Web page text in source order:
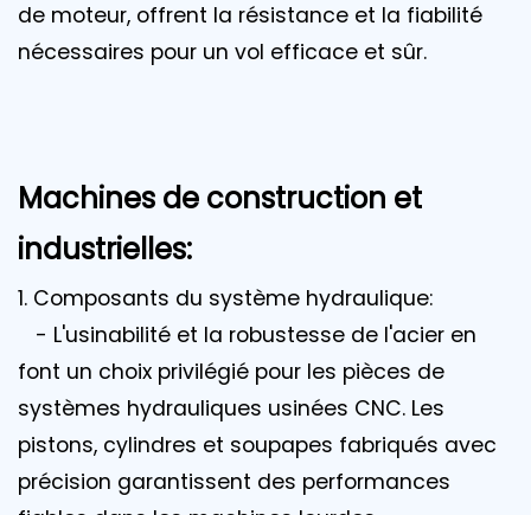
de moteur, offrent la résistance et la fiabilité
nécessaires pour un vol efficace et sûr.
Machines de construction et
industrielles:
1. Composants du système hydraulique:
- L'usinabilité et la robustesse de l'acier en
font un choix privilégié pour les pièces de
systèmes hydrauliques usinées CNC. Les
pistons, cylindres et soupapes fabriqués avec
précision garantissent des performances